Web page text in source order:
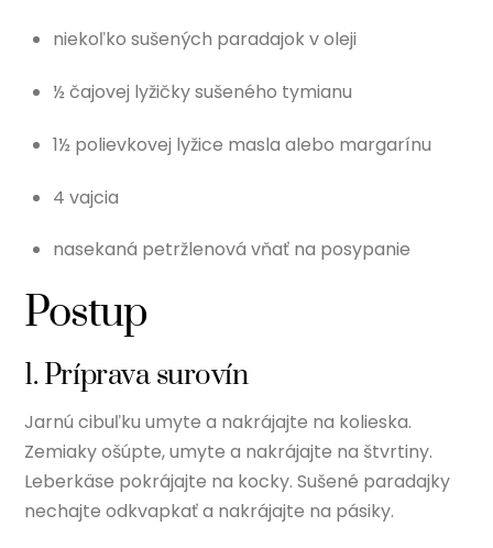
niekoľko sušených paradajok v oleji
½ čajovej lyžičky sušeného tymianu
1½ polievkovej lyžice masla alebo margarínu
4 vajcia
nasekaná petržlenová vňať na posypanie
Postup
1. Príprava surovín
Jarnú cibuľku umyte a nakrájajte na kolieska.
Zemiaky ošúpte, umyte a nakrájajte na štvrtiny.
Leberkäse pokrájajte na kocky. Sušené paradajky
nechajte odkvapkať a nakrájajte na pásiky.